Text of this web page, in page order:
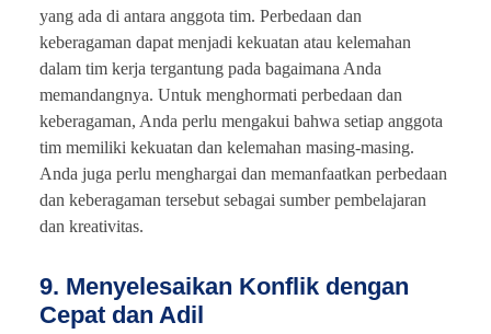
yang ada di antara anggota tim. Perbedaan dan
keberagaman dapat menjadi kekuatan atau kelemahan
dalam tim kerja tergantung pada bagaimana Anda
memandangnya. Untuk menghormati perbedaan dan
keberagaman, Anda perlu mengakui bahwa setiap anggota
tim memiliki kekuatan dan kelemahan masing-masing.
Anda juga perlu menghargai dan memanfaatkan perbedaan
dan keberagaman tersebut sebagai sumber pembelajaran
dan kreativitas.
9. Menyelesaikan Konflik dengan
Cepat dan Adil